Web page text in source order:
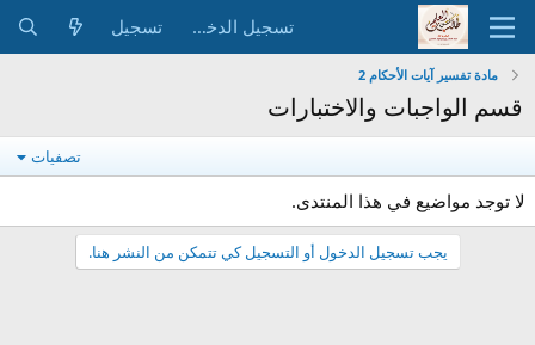
تسجيل الدخول تسجيل
مادة تفسير آيات الأحكام 2
قسم الواجبات والاختبارات
تصفيات
لا توجد مواضيع في هذا المنتدى.
يجب تسجيل الدخول أو التسجيل كي تتمكن من النشر هنا.